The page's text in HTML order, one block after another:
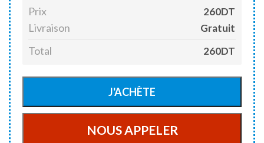
Prix 260DT
Livraison Gratuit
Total 260DT